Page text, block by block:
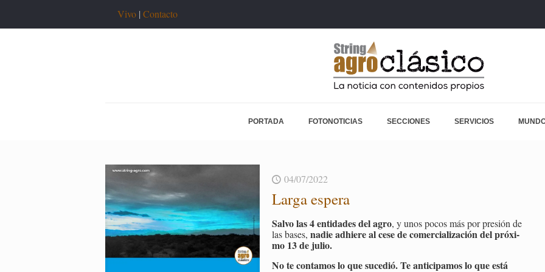
Vivo | Contacto
PORTADA FOTONOTICIAS SECCIONES SERVICIOS
04/07/2022
Larga es­pe­ra
Salvo las 4 en­ti­da­des del agro, y unos pocos más por pre­sión de
las bases, nadie ad­hie­re al cese de co­mer­cia­li­za­ción del pró­xi­
mo 13 de julio.
No te con­ta­mos lo que su­ce­dió. Te an­ti­ci­pa­mos lo que está